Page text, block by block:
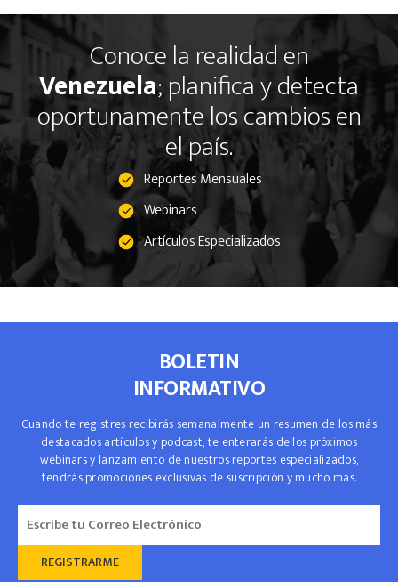
Conoce la realidad en
Venezuela; planifica y detecta
oportunamente los cambios en
el país.
Reportes Mensuales
Webinars
Artículos Especializados
BOLETIN
INFORMATIVO
Cuando te registres recibirás semanalmente un resumen de los más
destacados artículos y podcast, te enterarás de los próximos
webinars y lanzamiento de nuestros reportes especializados,
tendrás promociones exclusivas de suscripción y mucho más.